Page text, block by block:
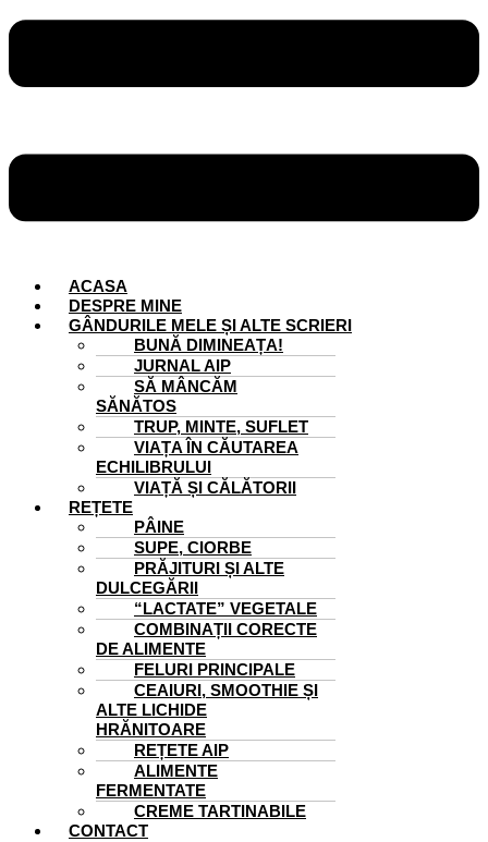
ACASA
DESPRE MINE
GÂNDURILE MELE ȘI ALTE SCRIERI
BUNĂ DIMINEAȚA!
JURNAL AIP
SĂ MÂNCĂM
SĂNĂTOS
TRUP, MINTE, SUFLET
VIAȚA ÎN CĂUTAREA
ECHILIBRULUI
VIAȚĂ ȘI CĂLĂTORII
REȚETE
PÂINE
SUPE, CIORBE
PRĂJITURI ȘI ALTE
DULCEGĂRII
“LACTATE” VEGETALE
COMBINAȚII CORECTE
DE ALIMENTE
FELURI PRINCIPALE
CEAIURI, SMOOTHIE ȘI
ALTE LICHIDE
HRĂNITOARE
REȚETE AIP
ALIMENTE
FERMENTATE
CREME TARTINABILE
CONTACT